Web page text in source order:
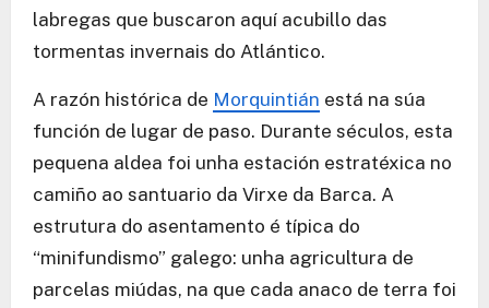
labregas que buscaron aquí acubillo das
tormentas invernais do Atlántico.
A razón histórica de Morquintián está na súa
función de lugar de paso. Durante séculos, esta
pequena aldea foi unha estación estratéxica no
camiño ao santuario da Virxe da Barca. A
estrutura do asentamento é típica do
“minifundismo” galego: unha agricultura de
parcelas miúdas, na que cada anaco de terra foi